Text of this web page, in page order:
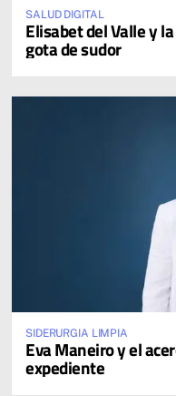
SALUD DIGITAL
Elisabet del Valle y
gota de sudor
SIDERURGIA LIMPIA
Eva Maneiro y el
expediente